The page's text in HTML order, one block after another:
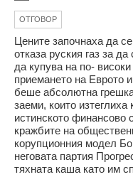
ОТГОВОР
Цените започнаха да
отказа руския газ за
да купува на по-
приемането на Еврото
беше абсолютна
заеми, които
истинското финансово
кражбите на
корупционния модел
неговата партия
тяхната каша като им